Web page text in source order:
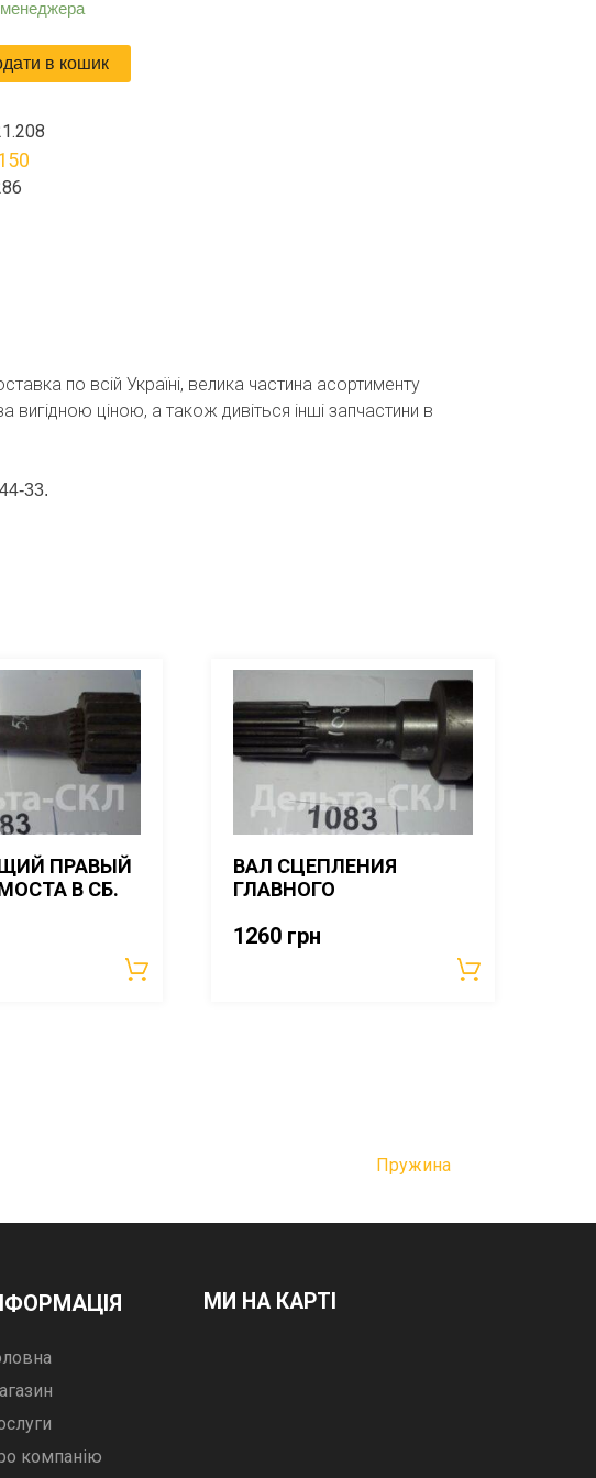
менеджера
в кошик
по всій Україні, велика частина асортименту
вигідною ціною, а також дивіться інші запчастини в
33.
ПРАВЫЙ
В СБ.
ВАЛ СЦЕПЛЕНИЯ
ГЛАВНОГО
1260 грн
Пружина
компанію
МИ НА КАРТІ